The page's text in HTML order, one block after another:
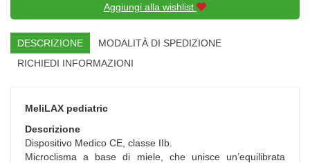
Aggiungi alla wishlist
DESCRIZIONE
MODALITÀ DI SPEDIZIONE
RICHIEDI INFORMAZIONI
MeliLAX pediatric
Descrizione
Dispositivo Medico CE, classe IIb.
Microclisma a base di miele, che unisce un’equilibrata